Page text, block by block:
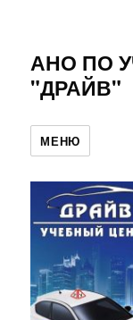
АНО ПО
"ДРАЙВ"
МЕНЮ